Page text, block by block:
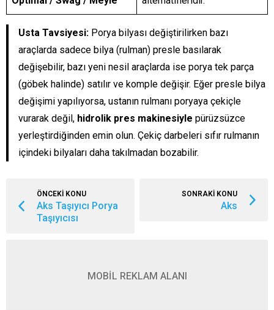
Usta Tavsiyesi: Porya bilyası değiştirilirken bazı
araçlarda sadece bilya (rulman) presle basılarak
değişebilir, bazı yeni nesil araçlarda ise porya tek parça
(göbek halinde) satılır ve komple değişir. Eğer presle bilya
değişimi yapılıyorsa, ustanın rulmanı poryaya çekiçle
vurarak değil, hidrolik pres makinesiyle pürüzsüzce
yerleştirdiğinden emin olun. Çekiç darbeleri sıfır rulmanın
içindeki bilyaları daha takılmadan bozabilir.
ÖNCEKİ KONU
Aks Taşıyıcı Porya
Taşıyıcısı
SONRAKİ KONU
Aks
MOBİL REKLAM ALANI